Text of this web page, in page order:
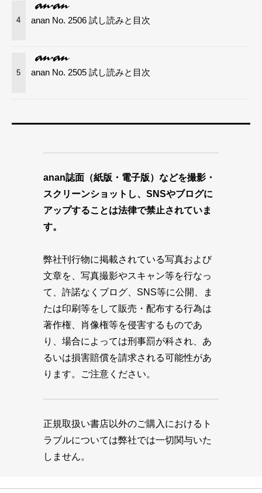
4 anan No. 2506 試し読みと目次
5 anan No. 2505 試し読みと目次
anan誌面（紙版・電子版）などを撮影・
スクリーンショットし、SNSやブログに
アップすることは法律で禁止されていま
す。
弊社刊行物に掲載されている写真および
文章を、写真撮影やスキャン等を行なっ
て、許諾なくブログ、SNS等に公開、ま
たは印刷等をして販売・配布する行為は
著作権、肖像権等を侵害するものであ
り、場合によっては刑事罰が科され、あ
るいは損害賠償を請求される可能性があ
ります。ご注意ください。
正規取扱い書店以外のご購入におけるト
ラブルについては弊社では一切関与いた
しません。